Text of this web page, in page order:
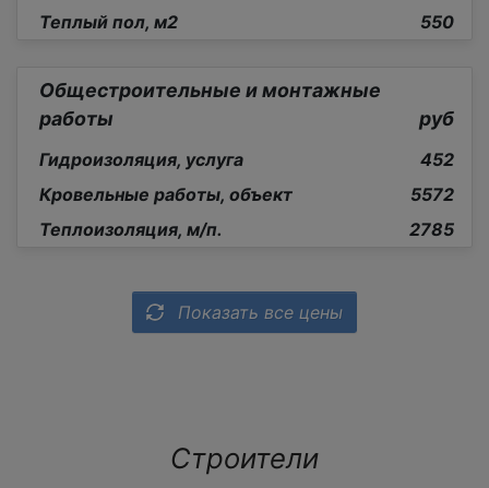
Теплый пол, м2
550
Общестроительные и монтажные
работы
руб
Гидроизоляция, услуга
452
Кровельные работы, объект
5572
Теплоизоляция, м/п.
2785
Показать все цены
Строители